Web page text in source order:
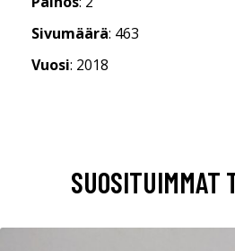
Sivumäärä: 463
Vuosi: 2018
SUOSITUIMMAT